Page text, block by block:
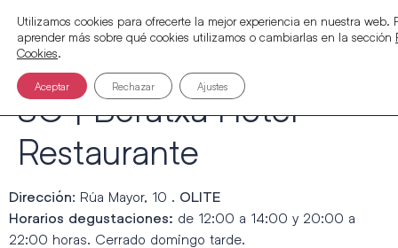
SC | Beratxa Hotel
Restaurante
Dirección: Rúa Mayor, 10 . OLITE
Horarios degustaciones: de 12:00 a 14:00 y 20:00 a
22:00 horas. Cerrado domingo tarde.
Utilizamos cookies para ofrecerte la mejor experiencia en nuestra web.
aprender más sobre qué cookies utilizamos o cambiarlas en la sección
Cookies.
Aceptar Rechazar Ajustes